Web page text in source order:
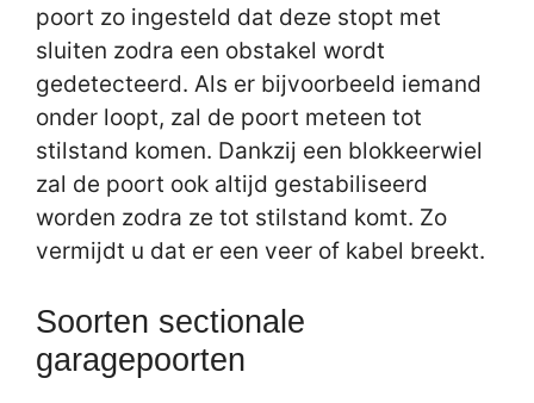
poort zo ingesteld dat deze stopt met
sluiten zodra een obstakel wordt
gedetecteerd. Als er bijvoorbeeld iemand
onder loopt, zal de poort meteen tot
stilstand komen. Dankzij een blokkeerwiel
zal de poort ook altijd gestabiliseerd
worden zodra ze tot stilstand komt. Zo
vermijdt u dat er een veer of kabel breekt.
Soorten sectionale
garagepoorten